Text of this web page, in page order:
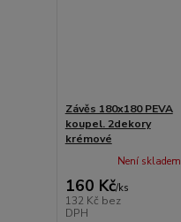
Závěs 180x180 PEVA
koupel. 2dekory
krémové
160 Kč/ks
132 Kč bez
DPH
Není skladem